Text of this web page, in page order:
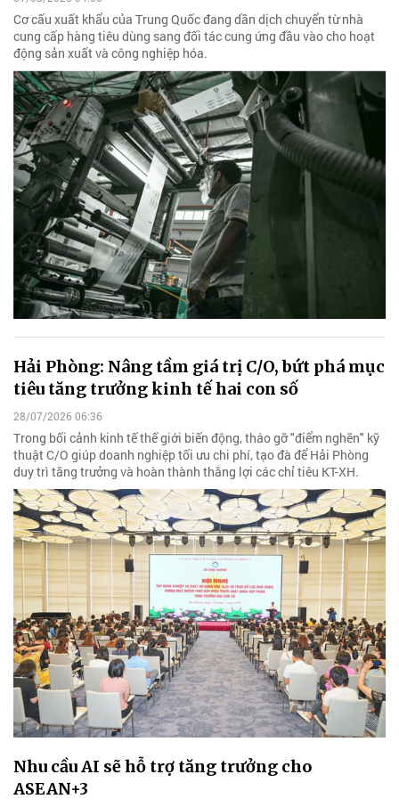
Cơ cấu xuất khẩu của Trung Quốc đang dần dịch chuyển từ nhà
cung cấp hàng tiêu dùng sang đối tác cung ứng đầu vào cho hoạt
động sản xuất và công nghiệp hóa.
Hải Phòng: Nâng tầm giá trị C/O, bứt phá mục
tiêu tăng trưởng kinh tế hai con số
28/07/2026 06:36
Trong bối cảnh kinh tế thế giới biến động, tháo gỡ "điểm nghẽn" kỹ
thuật C/O giúp doanh nghiệp tối ưu chi phí, tạo đà để Hải Phòng
duy trì tăng trưởng và hoàn thành thắng lợi các chỉ tiêu KT-XH.
Nhu cầu AI sẽ hỗ trợ tăng trưởng cho
ASEAN+3